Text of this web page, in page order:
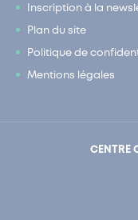
Inscription à la
Plan du site
Politique de
Mentions légales
CENTRE